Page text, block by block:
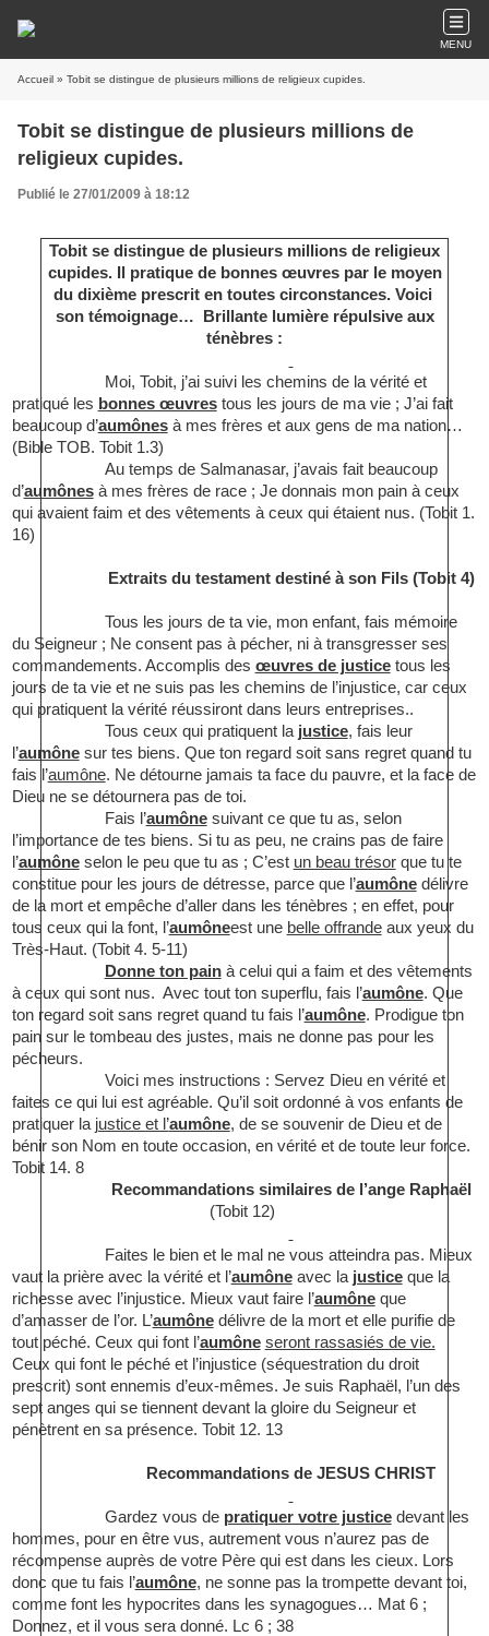
MENU
Accueil » Tobit se distingue de plusieurs millions de religieux cupides.
Tobit se distingue de plusieurs millions de
religieux cupides.
Publié le 27/01/2009 à 18:12
Tobit se distingue de plusieurs millions de religieux
cupides. Il pratique de bonnes œuvres par le moyen
du dixième prescrit en toutes circonstances. Voici
son témoignage…
Brillante lumière répulsive aux
ténèbres :
Moi, Tobit, j’ai suivi les chemins de la vérité et
pratiqué les bonnes œuvrestous les jours de ma vie ; J’ai fait
beaucoup d’aumônesà mes frères et aux gens de ma nation…
(Bible TOB. Tobit 1.3)
Au temps de Salmanasar, j’avais fait beaucoup
d’aumônesà mes frères de race ; Je donnais mon pain à ceux
qui avaient faim et des vêtements à ceux qui étaient nus. (Tobit 1.
16)
Extraits du testament destiné à son Fils (Tobit 4)
Tous les jours de ta vie, mon enfant, fais mémoire
du Seigneur ; Ne consent pas à pécher, ni à transgresser ses
commandements. Accomplis des œuvres de justicetous les
jours de ta vie et ne suis pas les chemins de l’injustice, car ceux
qui pratiquent la vérité réussiront dans leurs entreprises..
Tous ceux qui pratiquent la justice, fais leur
l’aumônesur tes biens. Que ton regard soit sans regret quand tu
fais l’aumône. Ne détourne jamais ta face du pauvre, et la face de
Dieu ne se détournera pas de toi.
Fais l’aumônesuivant ce que tu as, selon
l’importance de tes biens. Si tu as peu, ne crains pas de faire
l’aumôneselon le peu que tu as ; C’est un beau trésorque tu te
constitue pour les jours de détresse, parce que l’aumônedélivre
de la mort et empêche d’aller dans les ténèbres ; en effet, pour
tous ceux qui la font, l’aumôneest une belle offrandeaux yeux du
Très-Haut. (Tobit 4. 5-11)
Donne ton pain à celui qui a faim et des vêtements
à ceux qui sont nus. Avec tout ton superflu, fais l’aumône. Que
ton regard soit sans regret quand tu fais l’aumône. Prodigue ton
pain sur le tombeau des justes, mais ne donne pas pour les
pécheurs.
Voici mes instructions : Servez Dieu en vérité et
faites ce qui lui est agréable. Qu’il soit ordonné à vos enfants de
pratiquer la justice et l’aumône, de se souvenir de Dieu et de
bénir son Nom en toute occasion, en vérité et de toute leur force.
Tobit 14. 8
Recommandations similaires de l’ange Raphaël
(Tobit 12)
Faites le bien et le mal ne vous atteindra pas. Mieux
vaut la prière avec la vérité et l’aumôneavec la justiceque la
richesse avec l’injustice. Mieux vaut faire l’aumôneque
d’amasser de l’or. L’aumônedélivre de la mort et elle purifie de
tout péché. Ceux qui font l’aumône seront rassasiés de vie.
Ceux qui font le péché et l’injustice (séquestration du droit
prescrit) sont ennemis d’eux-mêmes. Je suis Raphaël, l’un des
sept anges qui se tiennent devant la gloire du Seigneur et
pénètrent en sa présence. Tobit 12. 13
Recommandations de JESUS CHRIST
Gardez vous de pratiquer votre justicedevant les
hommes, pour en être vus, autrement vous n’aurez pas de
récompense auprès de votre Père qui est dans les cieux. Lors
donc que tu fais l’aumône, ne sonne pas la trompette devant toi,
comme font les hypocrites dans les synagogues… Mat 6 ;
Donnez, et il vous sera donné. Lc 6 ; 38